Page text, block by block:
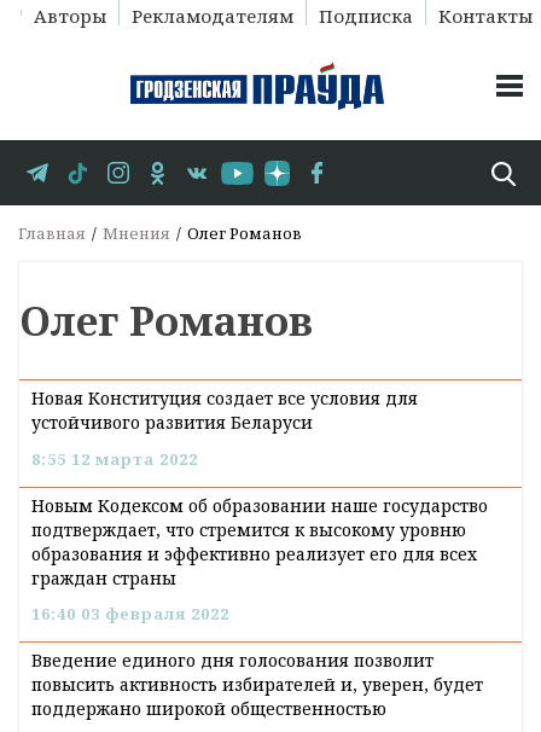
Авторы Рекламодателям Подписка Контакты
Главная Мнения Олег Романов
Олег Романов
Новая Конституция создает все условия для
устойчивого развития Беларуси
8:55 12 марта 2022
Новым Кодексом об образовании наше государство
подтверждает, что стремится к высокому уровню
образования и эффективно реализует его для всех
граждан страны
16:40 03 февраля 2022
Введение единого дня голосования позволит
повысить активность избирателей и, уверен, будет
поддержано широкой общественностью